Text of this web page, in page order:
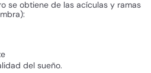
se obtiene de las acículas y ramas
del sueño.